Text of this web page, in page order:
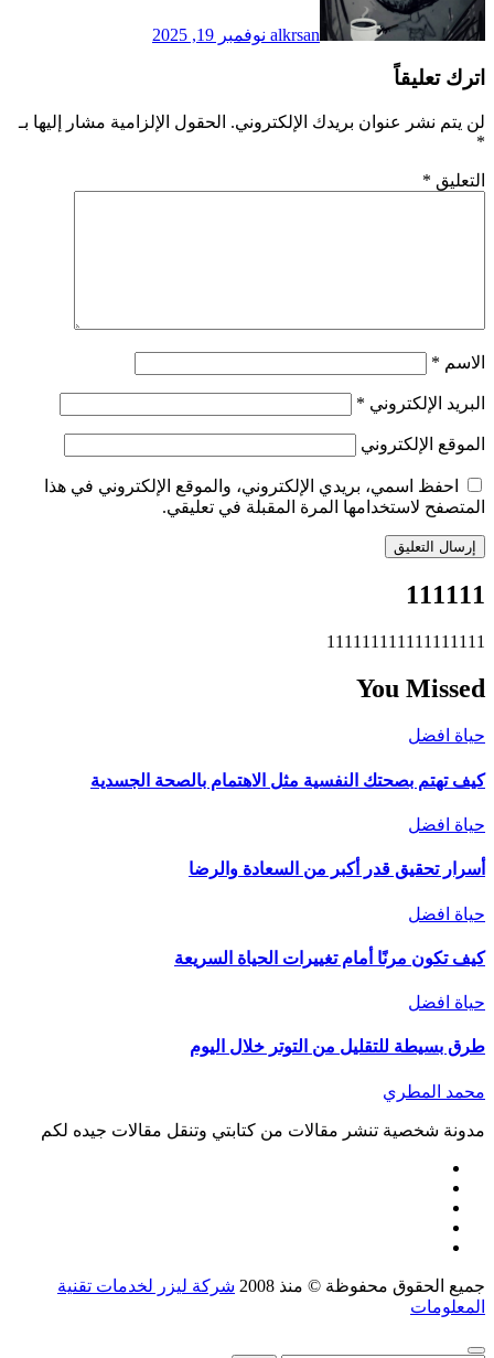
alkrsan نوفمبر 19, 2025
اترك تعليقاً
لن يتم نشر عنوان بريدك الإلكتروني. الحقول الإلزامية مشار إليها بـ
*
التعليق *
الاسم *
البريد الإلكتروني *
الموقع الإلكتروني
احفظ اسمي، بريدي الإلكتروني، والموقع الإلكتروني في هذا
المتصفح لاستخدامها المرة المقبلة في تعليقي.
111111
111111111111111111
You Missed
حياة افضل
كيف تهتم بصحتك النفسية مثل الاهتمام بالصحة الجسدية
حياة افضل
أسرار تحقيق قدر أكبر من السعادة والرضا
حياة افضل
كيف تكون مرنًا أمام تغييرات الحياة السريعة
حياة افضل
طرق بسيطة للتقليل من التوتر خلال اليوم
محمد المطري
مدونة شخصية تنشر مقالات من كتابتي وتنقل مقالات جيده لكم
جميع الحقوق محفوظة © منذ 2008
شركة ليزر لخدمات تقنية
المعلومات